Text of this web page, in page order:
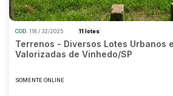
COD. 118 / 32/2025 11 lotes
Terrenos - Diversos Lotes Urbanos
Valorizadas de Vinhedo/SP
SOMENTE ONLINE